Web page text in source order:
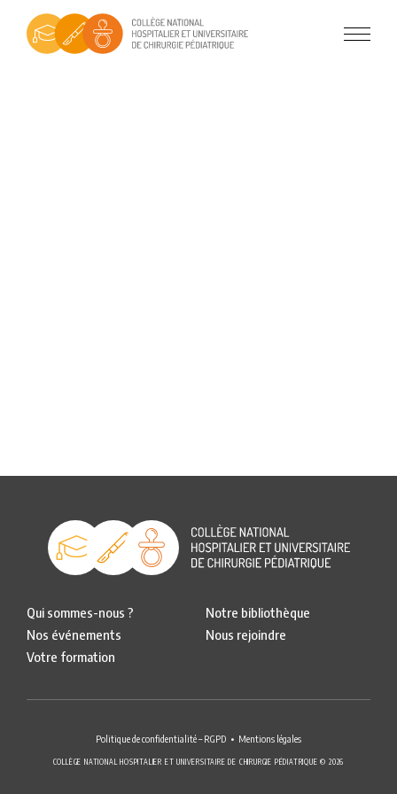
Qui sommes-nous ?
Nos événements
Votre formation
Notre bibliothèque
Nous rejoindre
Politique de confidentialité – RGPD Mentions légales
COLLÈGE NATIONAL HOSPITALIER ET UNIVERSITAIRE DE CHIRURGIE PÉDIATRIQUE © 2026